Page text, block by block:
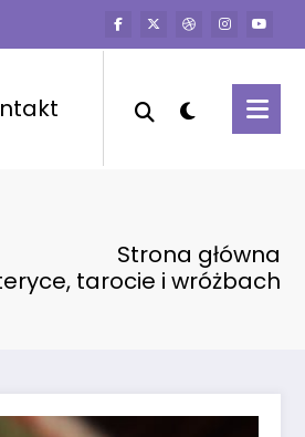
Strona główna
tarocie i wróżbach